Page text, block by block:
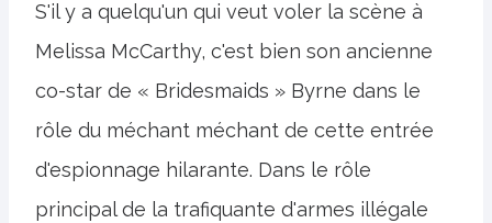
S'il y a quelqu'un qui veut voler la scène à
Melissa McCarthy, c'est bien son ancienne
co-star de « Bridesmaids » Byrne dans le
rôle du méchant méchant de cette entrée
d'espionnage hilarante. Dans le rôle
principal de la trafiquante d'armes illégale